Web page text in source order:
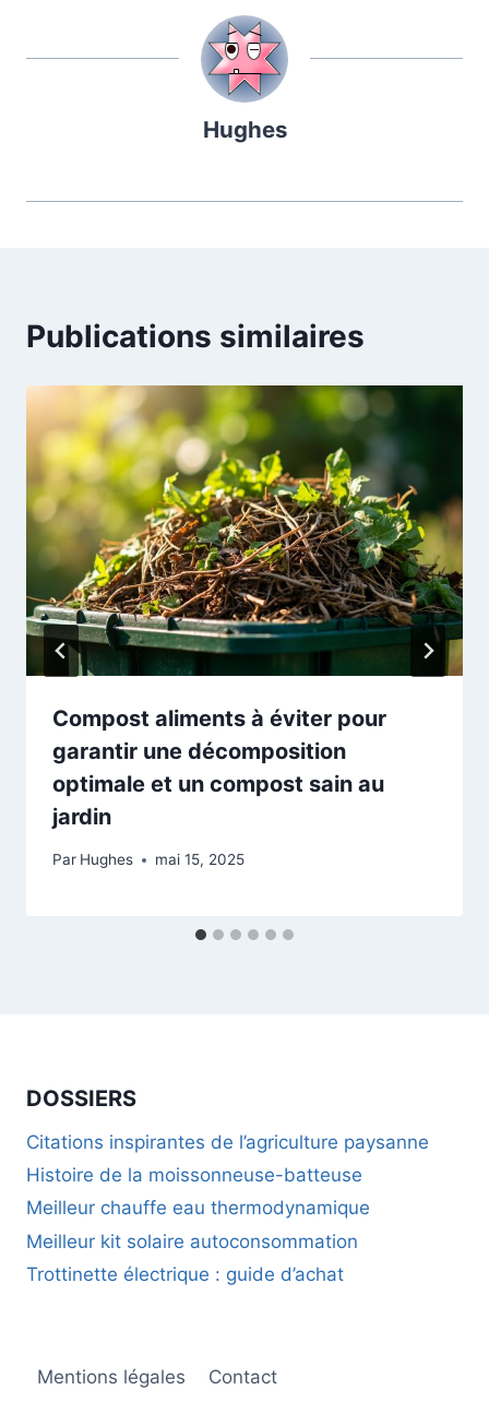
Hughes
Publications similaires
Compost aliments à éviter pour
garantir une décomposition
optimale et un compost sain au
jardin
Par Hughes mai 15, 2025
DOSSIERS
Citations inspirantes de l’agriculture paysanne
Histoire de la moissonneuse-batteuse
Meilleur chauffe eau thermodynamique
Meilleur kit solaire autoconsommation
Trottinette électrique : guide d’achat
Mentions légales Contact